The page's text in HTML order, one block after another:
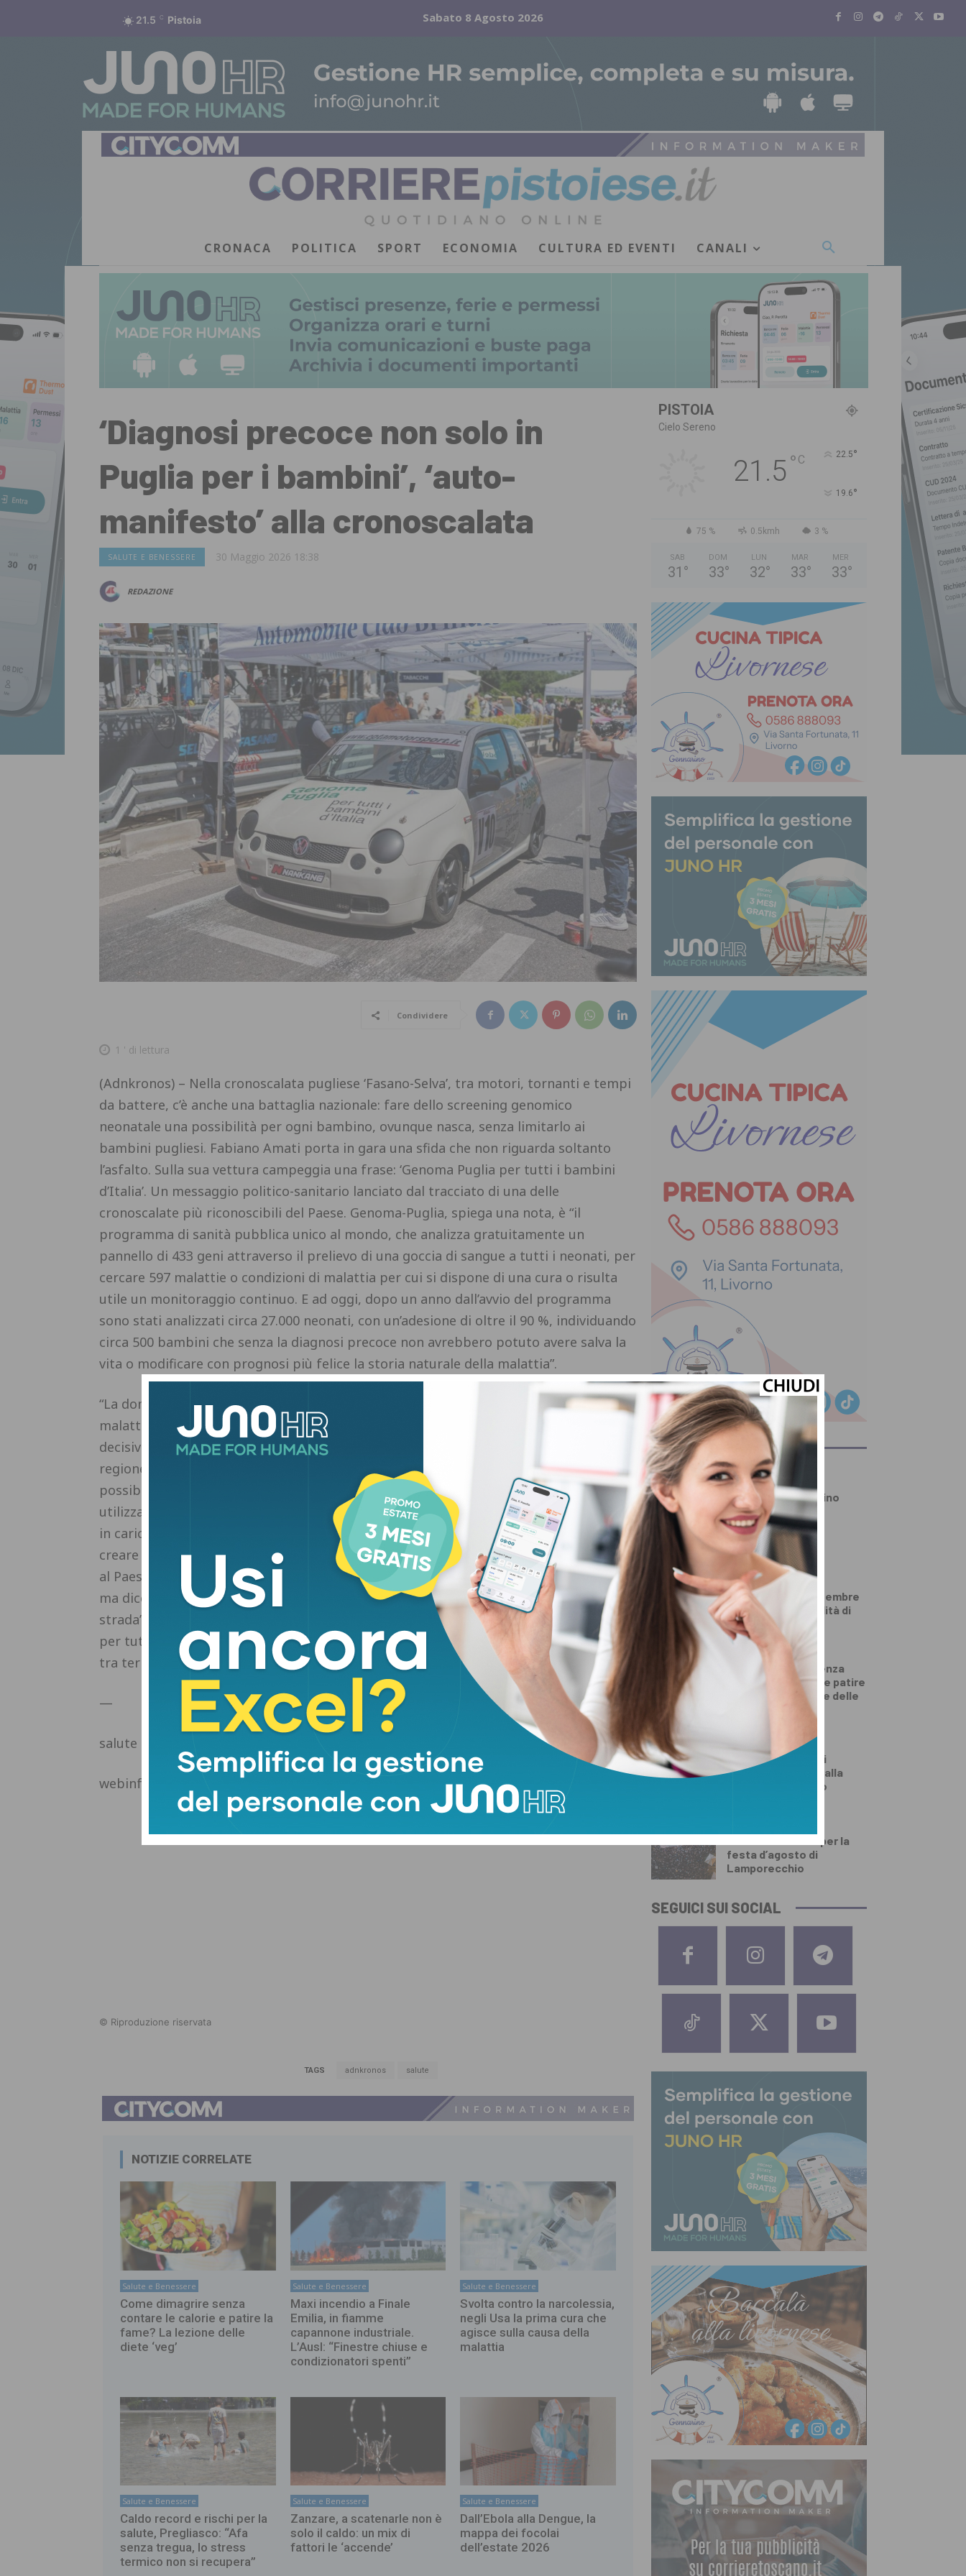
21.5 C Pistoia Sabato 8 Agosto 2026
CRONACA POLITICA SPORT ECONOMIA CULTURA ED EVENTI CANALI
‘Diagnosi precoce non solo in
Puglia per i bambini’, ‘auto-
manifesto’ alla cronoscalata
SALUTE E BENESSERE 30 Maggio 2026 18:38
REDAZIONE
Condividere
1 ' di lettura
(Adnkronos) – Nella cronoscalata pugliese ‘Fasano-Selva’, tra motori, tornanti e tempi
da battere, c’è anche una battaglia nazionale: fare dello screening genomico
neonatale una possibilità per ogni bambino, ovunque nasca, senza limitarlo ai
bambini pugliesi. Fabiano Amati porta in gara una sfida che non riguarda soltanto
l’asfalto. Sulla sua vettura campeggia una frase: ‘Genoma Puglia per tutti i bambini
d’Italia’. Un messaggio politico-sanitario lanciato dal tracciato di una delle
cronoscalate più riconoscibili del Paese. Genoma-Puglia, spiega una nota, è “il
programma di sanità pubblica unico al mondo, che analizza gratuitamente un
pannello di 433 geni attraverso il prelievo di una goccia di sangue a tutti i neonati, per
cercare 597 malattie o condizioni di malattia per cui si dispone di una cura o risulta
utile un monitoraggio continuo. E ad oggi, dopo un anno dall’avvio del programma
sono stati analizzati circa 27.000 neonati, con un’adesione di oltre il 90 %, individuando
circa 500 bambini che senza la diagnosi precoce non avrebbero potuto avere salva la
vita o modificare con prognosi più felice la storia naturale della malattia”.
“La domanda è semplice – dichiara Amati- se possiamo scoprire per tempo una
malattia genetica grave, se possiamo dare ai medici e alle famiglie un’informazione
decisiva nei primi giorni di vita, perché questa possibilità dovrebbe dipendere dalla
regione in cui un bambino nasce? Il luogo di nascita non può stabilire quante
possibilità avrà un neonato”. Il Programma Genoma Puglia nasce da questa idea,
utilizzare le conoscenze della genetica per anticipare diagnosi, percorsi clinici e prese
in carico. Non per promettere miracoli, ma per aumentare le possibilità; non per
creare un primato regionale fine a sé stesso, ma per indicare una traiettoria possibile
al Paese. Per questo il messaggio scelto da Amati non dice soltanto ‘Genoma Puglia’,
ma dice – soprattutto ‘per tutti i bambini d’Italia’. “La Puglia ha imboccato una
strada”, prosegue l’avvocato fasanese, “ora quella strada deve diventare percorribile
per tutti. Quando si parla della salute dei bambini non ci possono essere classifiche
tra territori, né regioni più fortunate e regioni costrette a inseguire”.
—
salute
webinfo@adnkronos.com (Web Info)
© Riproduzione riservata
TAGS adnkronos salute
NOTIZIE CORRELATE
Salute e Benessere
Come dimagrire senza
contare le calorie e patire la
fame? La lezione delle
diete ‘veg’
Salute e Benessere
Maxi incendio a Finale
Emilia, in fiamme
capannone industriale.
L’Ausl: “Finestre chiuse e
condizionatori spenti”
Salute e Benessere
Svolta contro la narcolessia,
negli Usa la prima cura che
agisce sulla causa della
malattia
Salute e Benessere
Caldo record e rischi per la
salute, Pregliasco: “Afa
senza tregua, lo stress
termico non si recupera”
Salute e Benessere
Zanzare, a scatenarle non è
solo il caldo: un mix di
fattori le ‘accende’
Salute e Benessere
Dall’Ebola alla Dengue, la
mappa dei focolai
dell’estate 2026
PISTOIA
Cielo Sereno
21.5° C 22.5°
19.6°
75 % 0.5kmh 3 %
SAB
31 °
DOM
33°
LUN
32°
MAR
33°
MER
33°
ULTIMI ARTICOLI
PRIMO PIANO
Quarrata ricorda Gino
Bracali, Giordano
Cappellini e Mario
Innocenti
PRIMO PIANO
Carta d’identità
elettronica, a settembre
cambiano le modalità di
rilascio
SALUTE E BENESSERE
Come dimagrire senza
contare le calorie e patire
la fame? La lezione delle
Un’altra giornata di
incendi di bosco, dalla
Toscana al Mugello
Numeri da record per la
festa d’agosto di
Lamporecchio
SEGUICI SUI SOCIAL